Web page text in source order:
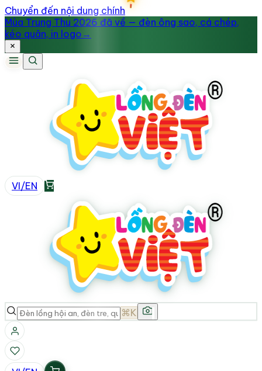
Chuyển đến nội dung chính
Mùa Trung Thu 2026 đã về — đèn ông sao, cá chép,
kéo quân, in logo →
VI/EN
⌘K